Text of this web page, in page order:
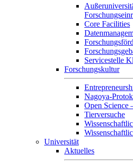
Core Facilities
Servicestelle
Forschungskultur
Nagoya-
Open Science
Tierversuche
Universität
Aktuelles